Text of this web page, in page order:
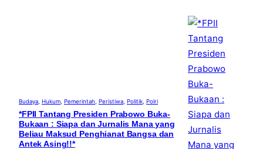
Budaya Hukum Pemerintah Peristiwa Politik Polri
*FPII Tantang Presiden Prabowo Buka-
Bukaan : Siapa dan Jurnalis Mana yang
Beliau Maksud Penghianat Bangsa dan
Antek Asing!!*